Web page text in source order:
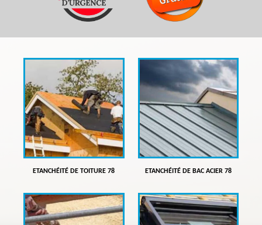
ETANCHÉITÉ DE TOITURE 78 ETANCHÉITÉ DE BAC ACIER 78